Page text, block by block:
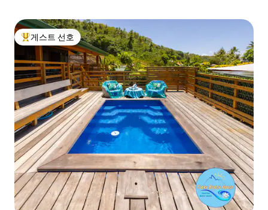
상위 게스트 선호
게스트 선호